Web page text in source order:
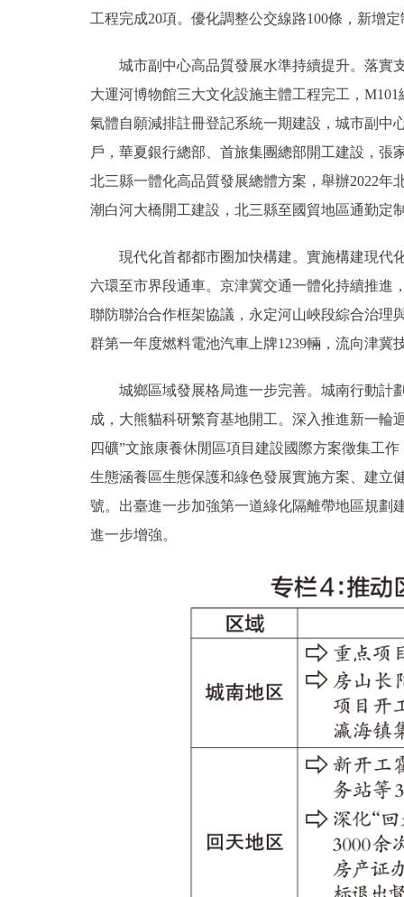
工程完成20項。優化調整公交線路100條，新增
城市副中心高品質發展水準持續提升。落實支
大運河博物館三大文化設施主體工程完工，
氣體自願減排註冊登記系統一期建設，城市副中
戶，華夏銀行總部、首旅集團總部開工建設，
北三縣一體化高品質發展總體方案，舉辦2022年
潮白河大橋開工建設，北三縣至國貿地區通勤定
現代化首都都市圈加快構建。實施構建現代化
六環至市界段通車。京津冀交通一體化持續推進
聯防聯治合作框架協議，永定河山峽段綜合治理
群第一年度燃料電池汽車上牌1239輛，流向津冀
城鄉區域發展格局進一步完善。城南行動計劃
成，大熊貓科研繁育基地開工。深入推進新一輪
四礦”文旅康養休閒區項目建設國際方案徵集工
生態涵養區生態保護和綠色發展實施方案、建立
號。出臺進一步加強第一道綠化隔離帶地區規劃
進一步增強。